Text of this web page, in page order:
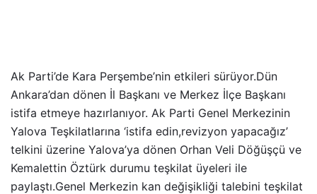
Ak Parti’de Kara Perşembe’nin etkileri sürüyor.Dün
Ankara’dan dönen İl Başkanı ve Merkez İlçe Başkanı
istifa etmeye hazırlanıyor. Ak Parti Genel Merkezinin
Yalova Teşkilatlarına ‘istifa edin,revizyon yapacağız’
telkini üzerine Yalova’ya dönen Orhan Veli Döğüşçü ve
Kemalettin Öztürk durumu teşkilat üyeleri ile
paylaştı.Genel Merkezin kan değişikliği talebini teşkilat